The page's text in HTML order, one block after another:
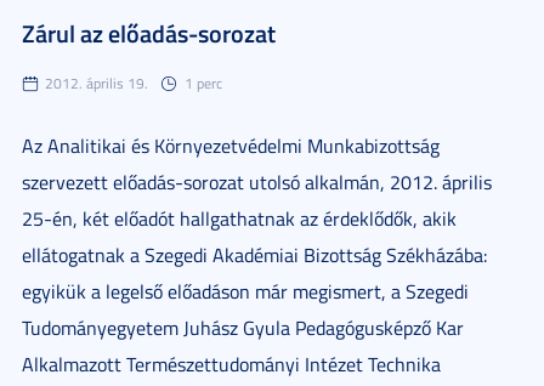
Zárul az előadás-sorozat
2012. április 19. 1 perc
Az Analitikai és Környezetvédelmi Munkabizottság
szervezett előadás-sorozat utolsó alkalmán, 2012. április
25-én, két előadót hallgathatnak az érdeklődők, akik
ellátogatnak a Szegedi Akadémiai Bizottság Székházába:
egyikük a legelső előadáson már megismert, a Szegedi
Tudományegyetem Juhász Gyula Pedagógusképző Kar
Alkalmazott Természettudományi Intézet Technika